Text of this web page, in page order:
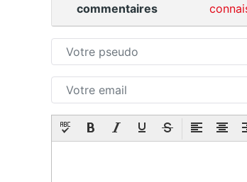
commentaires